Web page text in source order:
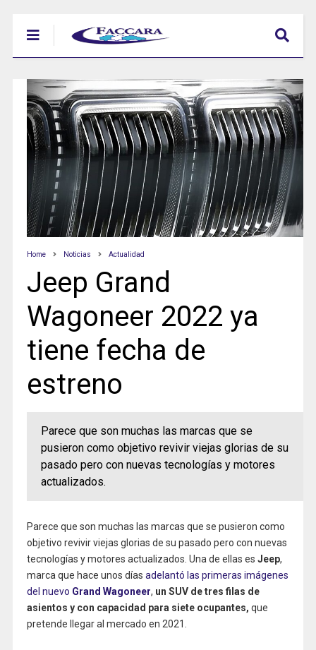
Home Noticias Actualidad
Jeep Grand
Wagoneer 2022 ya
tiene fecha de
estreno
Parece que son muchas las marcas que se
pusieron como objetivo revivir viejas glorias de su
pasado pero con nuevas tecnologías y motores
actualizados.
Parece que son muchas las marcas que se pusieron como
objetivo revivir viejas glorias de su pasado pero con nuevas
tecnologías y motores actualizados. Una de ellas es Jeep,
marca que hace unos días adelantó las primeras imágenes
del nuevo Grand Wagoneer, un SUV de tres filas de
asientos y con capacidad para siete ocupantes, que
pretende llegar al mercado en 2021.